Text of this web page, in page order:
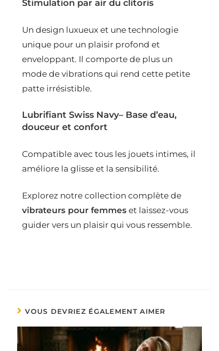
Stimulation par air du clitoris
Un design luxueux et une technologie
unique pour un plaisir profond et
enveloppant. Il comporte de plus un
mode de vibrations qui rend cette petite
patte irrésistible.
Lubrifiant Swiss Navy– Base d’eau,
douceur et confort
Compatible avec tous les jouets intimes, il
améliore la glisse et la sensibilité.
Explorez notre collection complète de
vibrateurs pour femmes et laissez-vous
guider vers un plaisir qui vous ressemble.
VOUS DEVRIEZ ÉGALEMENT AIMER